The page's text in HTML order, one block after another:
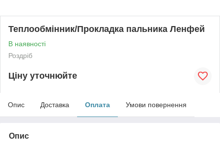
Теплообмінник/Прокладка пальника Ленфей
В наявності
Роздріб
Ціну уточнюйте
Опис Доставка Оплата Умови повернення
Опис